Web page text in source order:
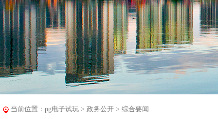
当前位置： pg电子试玩 > 政务公开 > 综合要闻